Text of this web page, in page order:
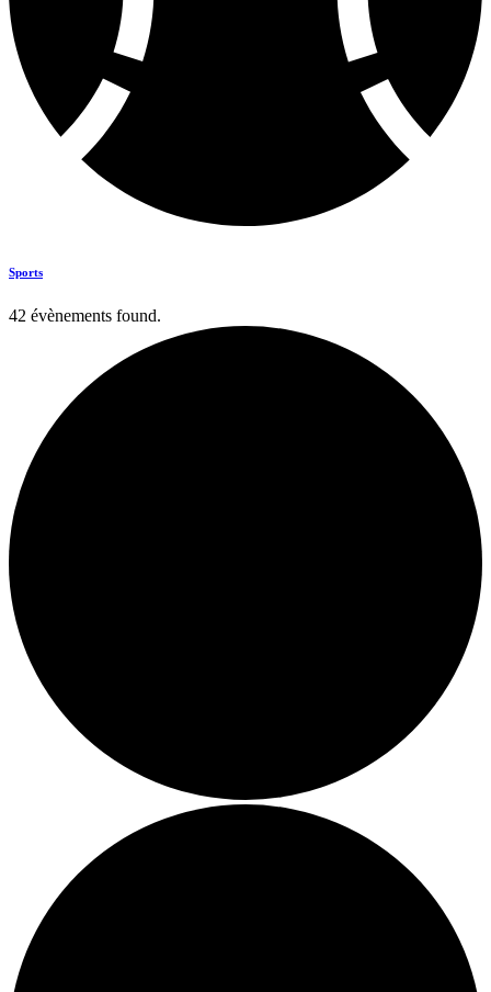
Sports
42 évènements found.